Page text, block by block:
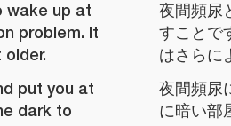
wake up at
problem. It
put you at
dark to
夜間頻尿
すことで
はさらに
夜間頻尿
に暗い部